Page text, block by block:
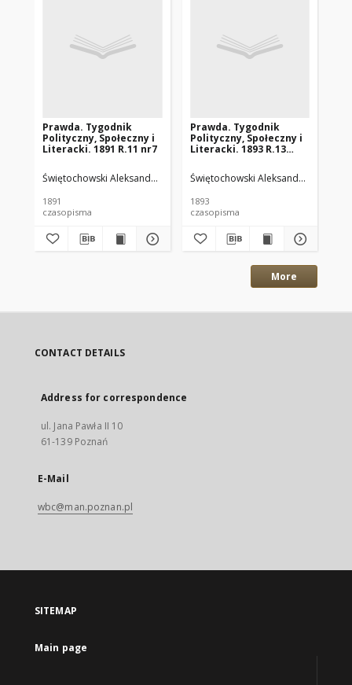
Prawda. Tygodnik
Polityczny, Społeczny i
Literacki. 1891 R.11 nr7
Świętochowski Aleksander. Wyd. Świętochowski Aleksander. Red.
1891
czasopisma
Prawda. Tygodnik
Polityczny, Społeczny i
Literacki. 1893 R.13
Świętochowski Aleksander. Wyd.
1893
czasopisma
More
CONTACT DETAILS
Address for correspondence
ul. Jana Pawła II 10
61-139 Poznań
E-Mail
wbc@man.poznan.pl
SITEMAP
Main page